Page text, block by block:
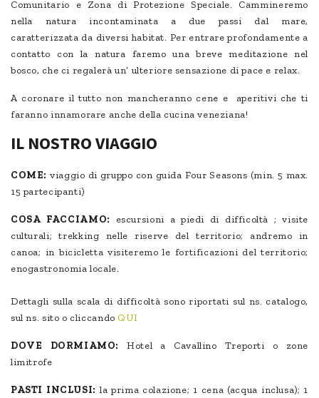
Comunitario e Zona di Protezione Speciale. Cammineremo
nella natura incontaminata a due passi dal mare,
caratterizzata da diversi habitat. Per entrare profondamente a
contatto con la natura faremo una breve meditazione nel
bosco, che ci regalerà un’ ulteriore sensazione di pace e relax.
A coronare il tutto non mancheranno cene e aperitivi che ti
faranno innamorare anche della cucina veneziana!
IL NOSTRO VIAGGIO
COME: viaggio di gruppo con guida Four Seasons (min. 5 max.
15 partecipanti)
COSA FACCIAMO:
escursioni a piedi di difficoltà ; visite
culturali; trekking nelle riserve del territorio; andremo in
canoa; in bicicletta visiteremo le fortificazioni del territorio;
enogastronomia locale.
Dettagli sulla scala di difficoltà sono riportati sul ns. catalogo,
sul ns. sito o cliccando QUI
DOVE DORMIAMO:Hotel a Cavallino Treporti o zone
limitrofe
PASTI INCLUSI: la prima colazione; 1 cena (acqua inclusa); 1